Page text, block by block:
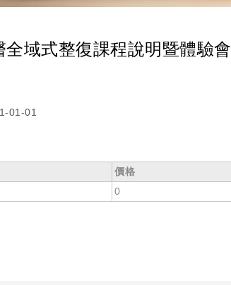
全域式整復課程說明暨體驗會
01-01
價格
0